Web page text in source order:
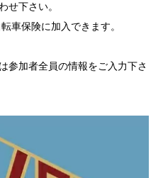
せ下さい。
車保険に加入できます。
参加者全員の情報をご入力下さ